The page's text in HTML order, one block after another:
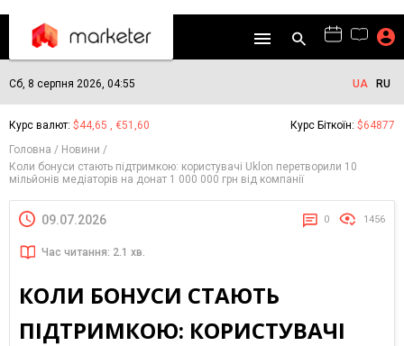
Сб, 8 серпня 2026, 04:55 UA RU
Курс валют: $44,65 , €51,60 Курс Біткоїн: $64877
Головна
Новини
Коли бонуси стають підтримкою: користувачі Uklon перетворили 10
мільйонів медіаторів на донат 1 000 000 грн від компанії
09.07.2026 0 1456
Час читання: 2.1 хв.
КОЛИ БОНУСИ СТАЮТЬ
ПІДТРИМКОЮ: КОРИСТУВАЧІ